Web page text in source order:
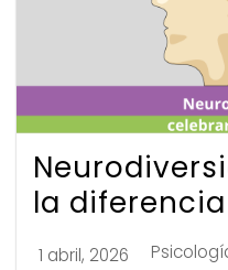
la diferencia
1 abril, 2026